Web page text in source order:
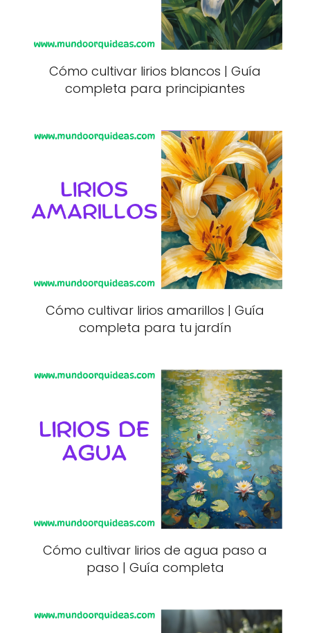
Cómo cultivar lirios blancos | Guía
completa para principiantes
Cómo cultivar lirios amarillos | Guía
completa para tu jardín
Cómo cultivar lirios de agua paso a
paso | Guía completa